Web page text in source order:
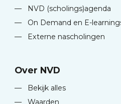
—
NVD (scholings)agenda
—
On Demand en E-
—
Externe nascholingen
Over NVD
—
Bekijk alles
—
Waarden